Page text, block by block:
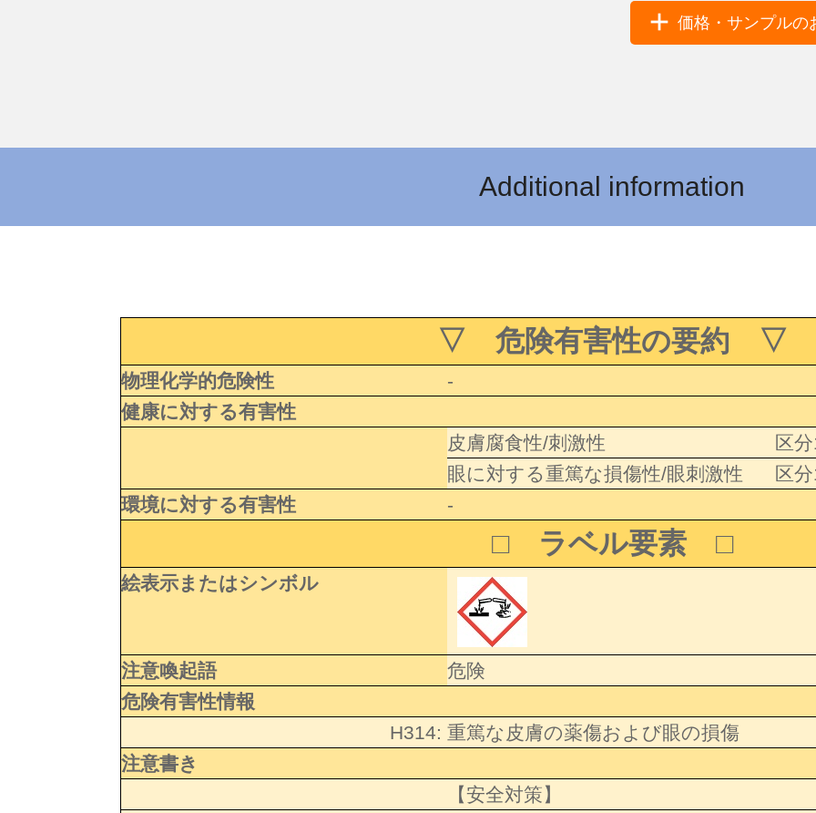
価格・サンプルの
Additional information
▽ 危険有害性の要約 ▽
物理化学的危険性
-
健康に対する有害性
皮膚腐食性/刺激性
区
眼に対する重篤な損傷性/眼刺激性
区
環境に対する有害性
-
□ ラベル要素 □
絵表示またはシンボル
注意喚起語
危険
危険有害性情報
H314: 重篤な皮膚の薬傷および眼の損傷
注意書き
【安全対策】